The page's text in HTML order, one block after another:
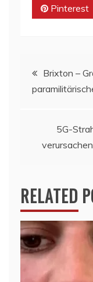
Pinterest
Brixton –
5G-
RELATED